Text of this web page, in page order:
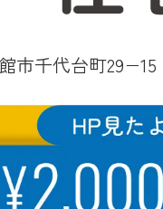
市千代台町29−15